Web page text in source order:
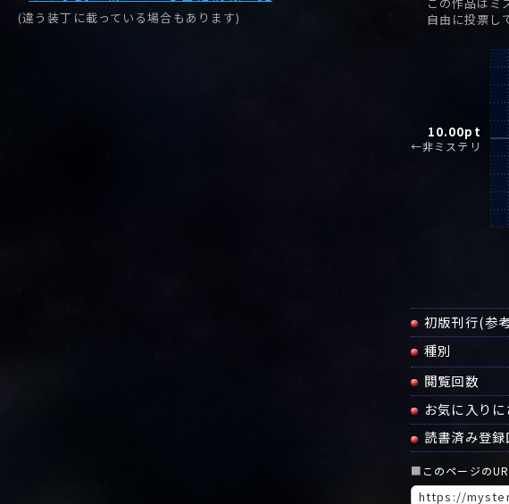
(違う装丁に載っている場合もあります)
自由に投票し
10.00pt
←非ミステリ
初版刊行(参
種別
閲覧回数
お気に入り
読書済み登録
■ このページの